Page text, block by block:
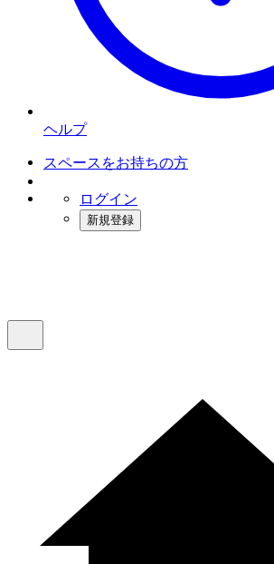
ヘルプ
スペースをお持ちの方
ログイン
新規登録